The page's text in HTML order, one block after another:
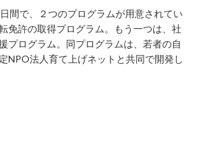
間で、２つのプログラムが用意されてい
免許の取得プログラム。もう一つは、社
プログラム。同プログラムは、若者の自
NPO法人育て上げネットと共同で開発し